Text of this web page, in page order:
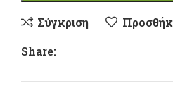
Σύγκριση
Share: